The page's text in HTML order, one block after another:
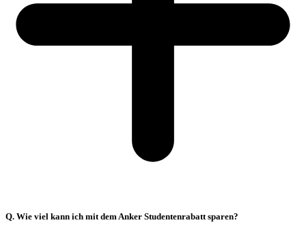
Q. Wie viel kann ich mit dem Anker Studentenrabatt sparen?